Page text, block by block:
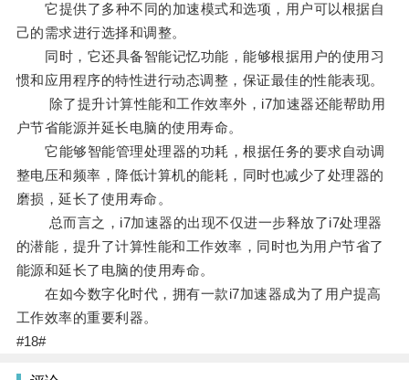
它提供了多种不同的加速模式和选项，用户可以根据自
己的需求进行选择和调整。
同时，它还具备智能记忆功能，能够根据用户的使用习
惯和应用程序的特性进行动态调整，保证最佳的性能表现。
除了提升计算性能和工作效率外，i7加速器还能帮助用
户节省能源并延长电脑的使用寿命。
它能够智能管理处理器的功耗，根据任务的要求自动调
整电压和频率，降低计算机的能耗，同时也减少了处理器的
磨损，延长了使用寿命。
总而言之，i7加速器的出现不仅进一步释放了i7处理器
的潜能，提升了计算性能和工作效率，同时也为用户节省了
能源和延长了电脑的使用寿命。
在如今数字化时代，拥有一款i7加速器成为了用户提高
工作效率的重要利器。
#18#